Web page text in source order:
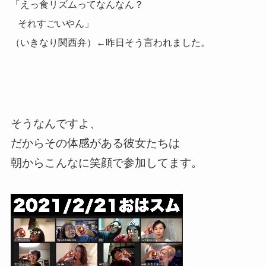
「えっ食リズムってなんなん？
それすごいやん」
（いきなり関西弁）←昨日そう言われました。
そうなんですよ、
だからその体感がある彼女たちは
朝からこんなに笑顔で参加してます。